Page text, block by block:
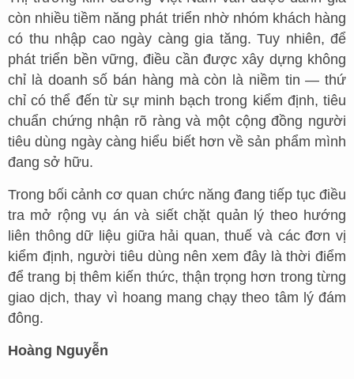
còn nhiều tiềm năng phát triển nhờ nhóm khách hàng
có thu nhập cao ngày càng gia tăng. Tuy nhiên, để
phát triển bền vững, điều cần được xây dựng không
chỉ là doanh số bán hàng mà còn là niềm tin — thứ
chỉ có thể đến từ sự minh bạch trong kiểm định, tiêu
chuẩn chứng nhận rõ ràng và một cộng đồng người
tiêu dùng ngày càng hiểu biết hơn về sản phẩm mình
đang sở hữu.
Trong bối cảnh cơ quan chức năng đang tiếp tục điều
tra mở rộng vụ án và siết chặt quản lý theo hướng
liên thông dữ liệu giữa hải quan, thuế và các đơn vị
kiểm định, người tiêu dùng nên xem đây là thời điểm
để trang bị thêm kiến thức, thận trọng hơn trong từng
giao dịch, thay vì hoang mang chạy theo tâm lý đám
đông.
Hoàng Nguyễn